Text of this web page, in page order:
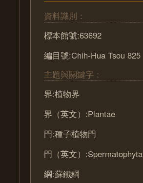
資料識別：
標本館號:63692
編目號:Chih-Hua Tsou 825
主題與關鍵字：
界:植物界
界（英文）:Plantae
門:種子植物門
門（英文）:Spermatophyta
綱:蘇鐵綱